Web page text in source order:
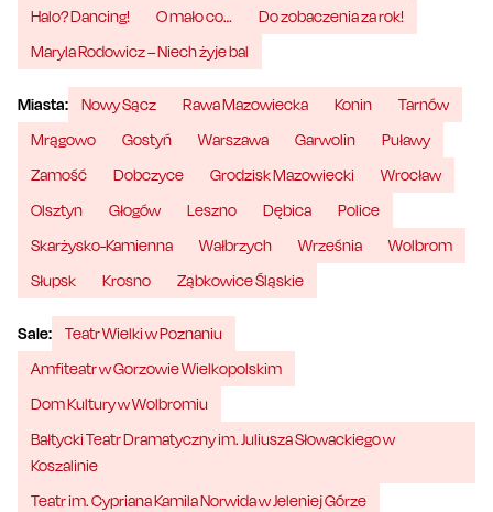
Halo? Dancing!
O mało co…
Do zobaczenia za rok!
Maryla Rodowicz – Niech żyje bal
Miasta: Nowy Sącz Rawa Mazowiecka Konin
Tarnów
Mrągowo
Gostyń Warszawa Garwolin
Puławy
Zamość
Dobczyce Grodzisk Mazowiecki
Wrocław
Olsztyn
Głogów Leszno Dębica
Police
Skarżysko-Kamienna
Wałbrzych Września
Wolbrom
Słupsk
Krosno Ząbkowice Śląskie
Sale:
Teatr Wielki w Poznaniu
Amfiteatr w Gorzowie Wielkopolskim
Dom Kultury w Wolbromiu
Bałtycki Teatr Dramatyczny im. Juliusza Słowackiego w
Koszalinie
Teatr im. Cypriana Kamila Norwida w Jeleniej Górze